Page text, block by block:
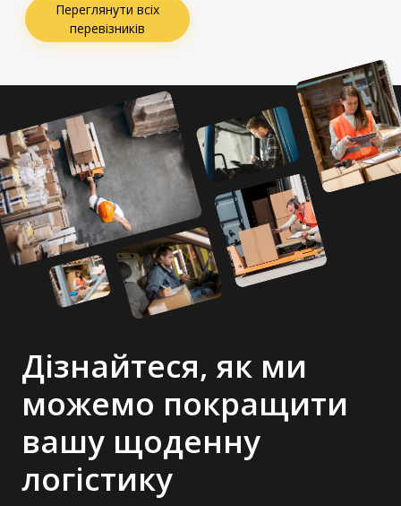
Переглянути всіх
перевізників
Дізнайтеся, як ми
можемо покращити
вашу щоденну
логістику